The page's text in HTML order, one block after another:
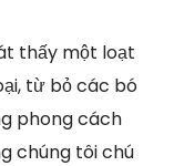
thấy một loạt
từ bỏ các bó
phong cách
chúng tôi chú